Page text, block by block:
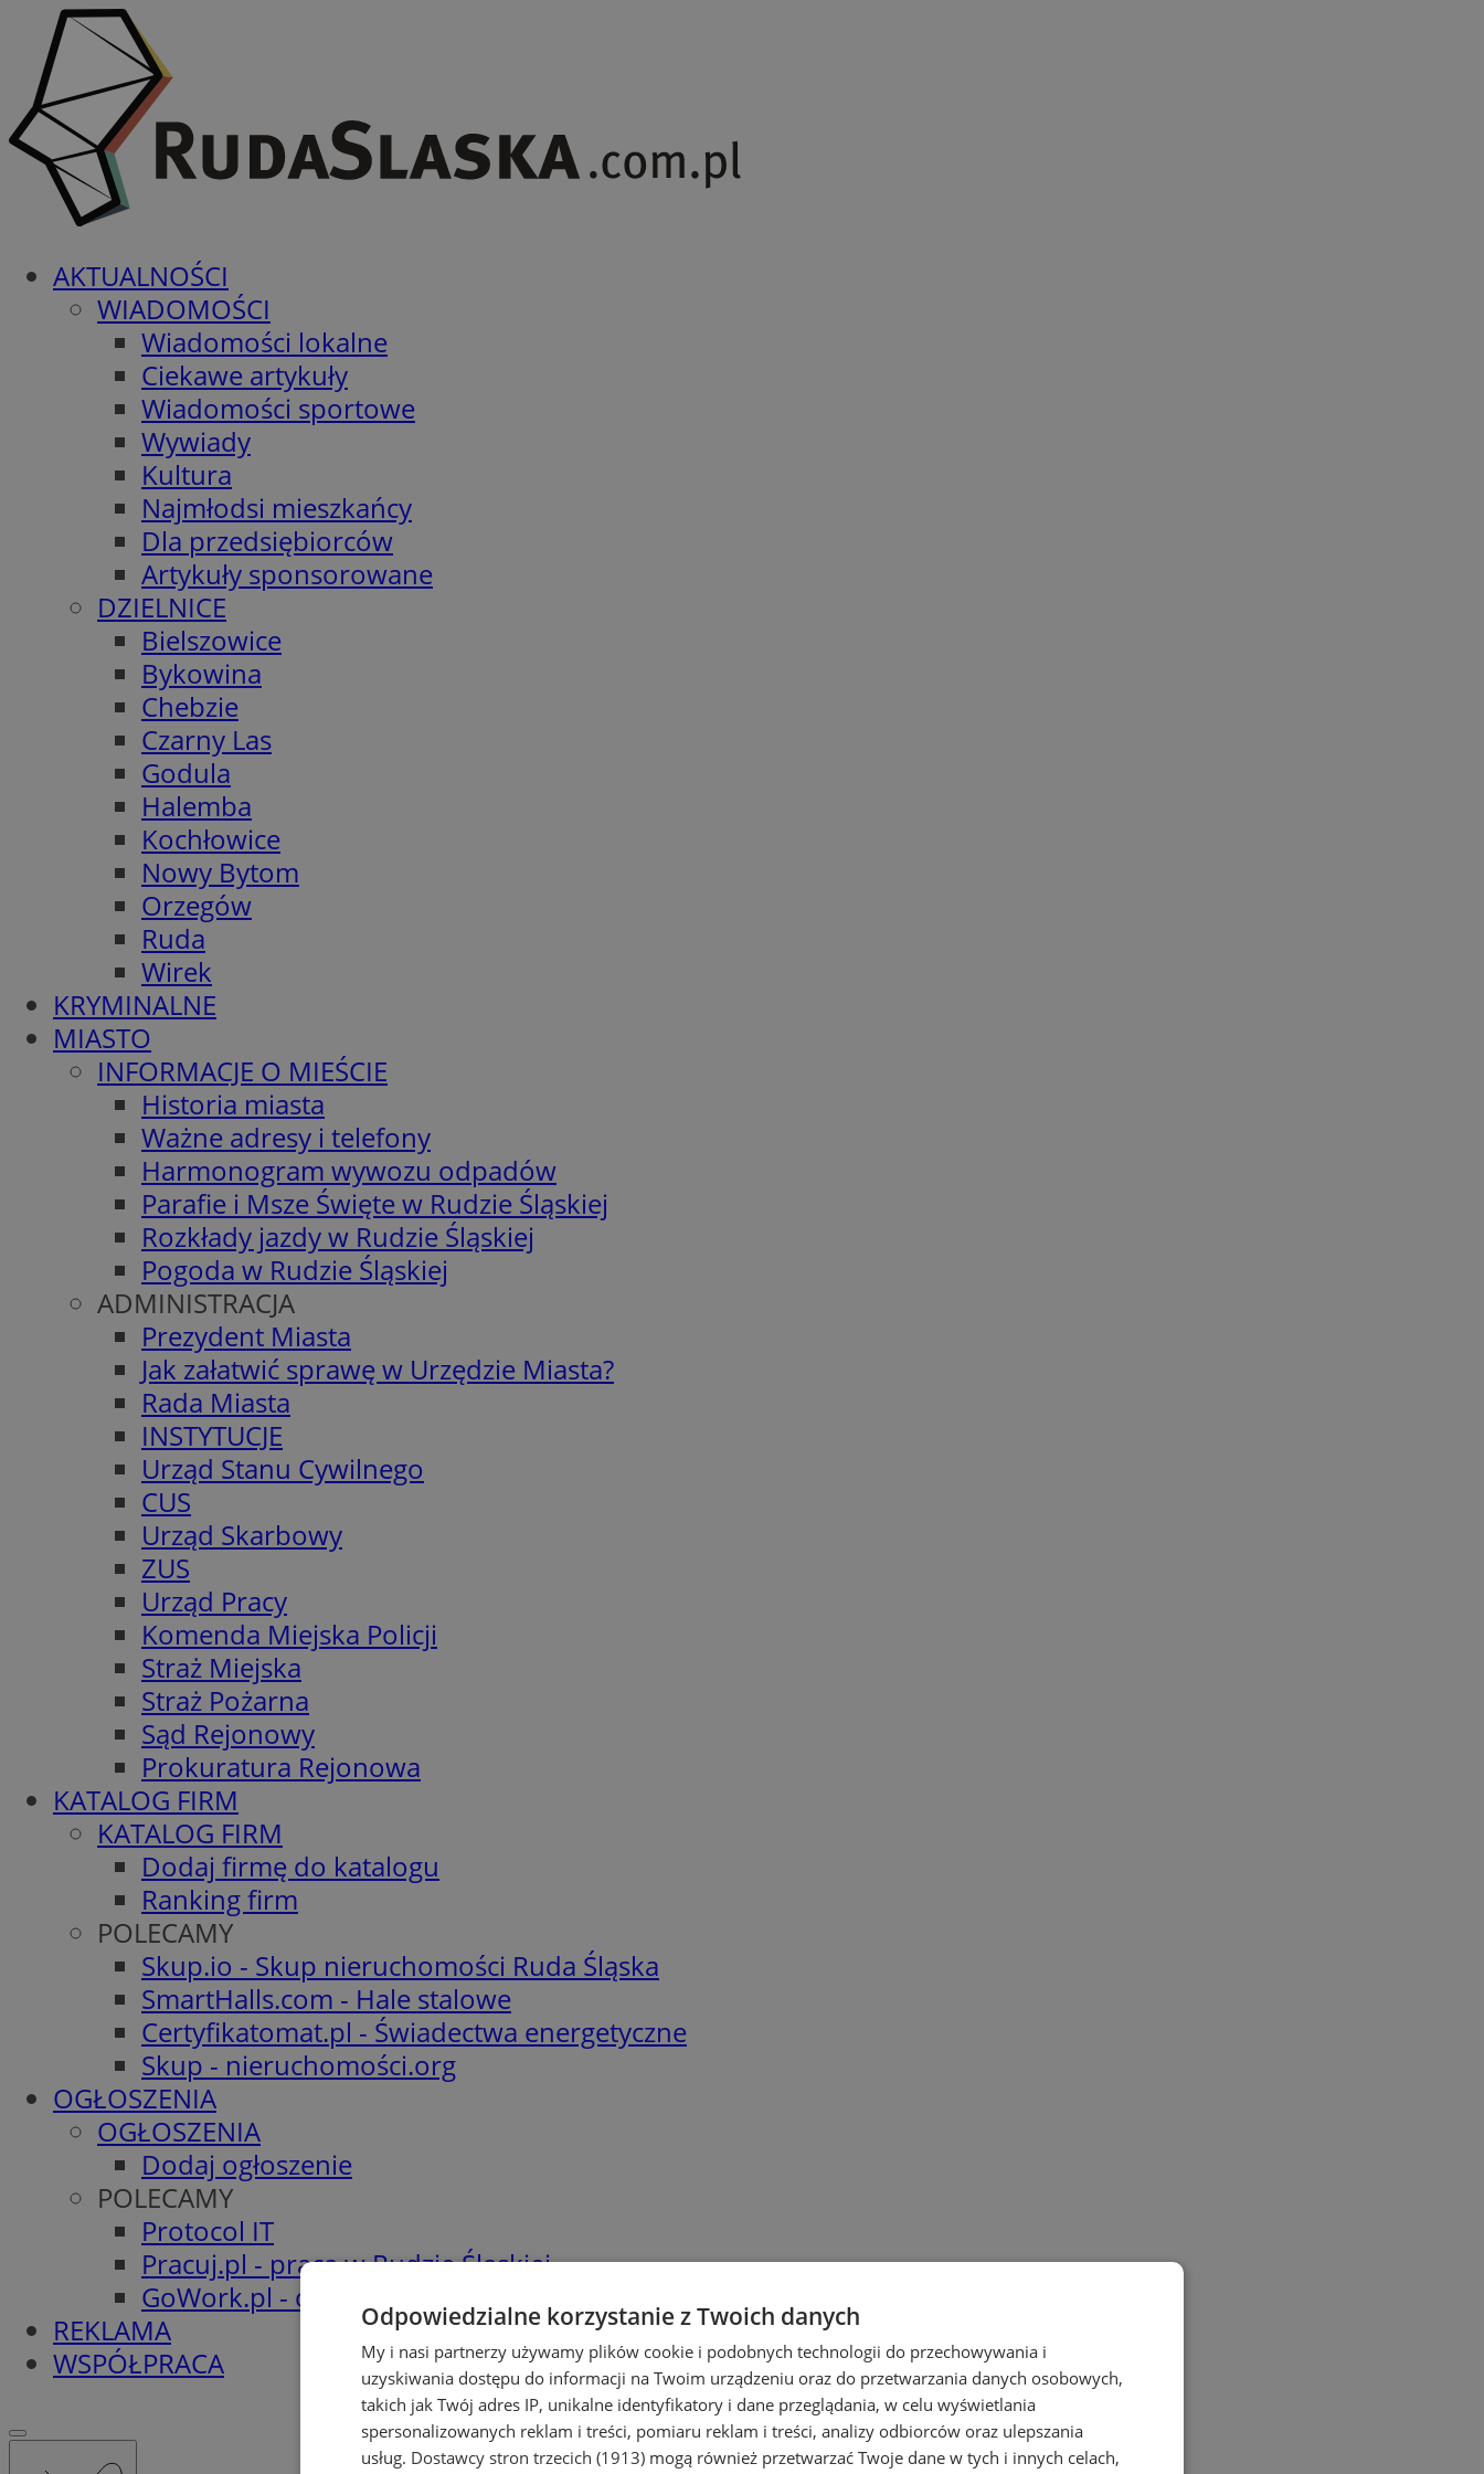
AKTUALNOŚCI
WIADOMOŚCI
Wiadomości lokalne
Ciekawe artykuły
Wiadomości sportowe
Wywiady
Kultura
Najmłodsi mieszkańcy
Dla przedsiębiorców
Artykuły sponsorowane
DZIELNICE
Bielszowice
Bykowina
Chebzie
Czarny Las
Godula
Halemba
Kochłowice
Nowy Bytom
Orzegów
Ruda
Wirek
KRYMINALNE
MIASTO
INFORMACJE O MIEŚCIE
Historia miasta
Ważne adresy i telefony
Harmonogram wywozu odpadów
Parafie i Msze Święte w Rudzie Śląskiej
Rozkłady jazdy w Rudzie Śląskiej
Pogoda w Rudzie Śląskiej
ADMINISTRACJA
Prezydent Miasta
Jak załatwić sprawę w Urzędzie Miasta?
Rada Miasta
INSTYTUCJE
Urząd Stanu Cywilnego
CUS
Urząd Skarbowy
ZUS
Urząd Pracy
Komenda Miejska Policji
Straż Miejska
Straż Pożarna
Sąd Rejonowy
Prokuratura Rejonowa
KATALOG FIRM
KATALOG FIRM
Dodaj firmę do katalogu
Ranking firm
POLECAMY
Skup.io - Skup nieruchomości Ruda Śląska
SmartHalls.com - Hale stalowe
Certyfikatomat.pl - Świadectwa energetyczne
Skup - nieruchomości.org
OGŁOSZENIA
OGŁOSZENIA
Dodaj ogłoszenie
POLECAMY
Protocol IT
Pracuj.pl - praca w Rudzie Śląskiej
GoWork.pl - oferty pracy
REKLAMA
WSPÓŁPRACA
Odpowiedzialne korzystanie z Twoich danych
My i nasi partnerzy używamy plików cookie i podobnych technologii do przechowywania i
uzyskiwania dostępu do informacji na Twoim urządzeniu oraz do przetwarzania danych osobowych,
takich jak Twój adres IP, unikalne identyfikatory i dane przeglądania, w celu wyświetlania
spersonalizowanych reklam i treści, pomiaru reklam i treści, analizy odbiorców oraz ulepszania
usług. Dostawcy stron trzecich (1913) mogą również przetwarzać Twoje dane w tych i innych celach,